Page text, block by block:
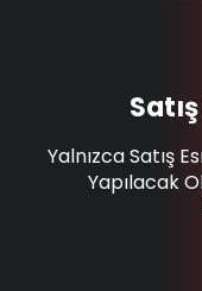
Yalnızca Satış
Yapılacak